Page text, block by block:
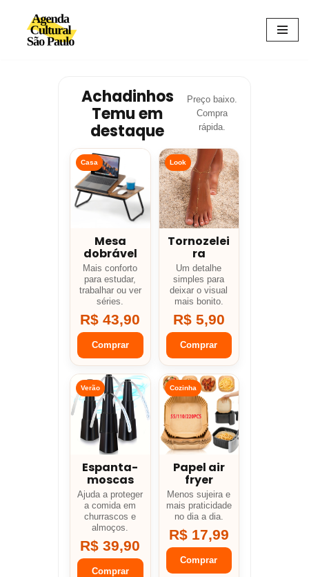
Avançar
Achadinhos
Temu em
destaque
Preço baixo.
Compra
rápida.
Casa
Mesa
dobrável
Mais conforto
para estudar,
trabalhar ou ver
séries.
R$ 43,90
Comprar
Look
Tornozelei
ra
Um detalhe
simples para
deixar o visual
mais bonito.
R$ 5,90
Comprar
Verão
Espanta-
moscas
Ajuda a proteger
a comida em
churrascos e
almoços.
R$ 39,90
Comprar
Cozinha
Papel air
fryer
Menos sujeira e
mais praticidade
no dia a dia.
R$ 17,99
Comprar